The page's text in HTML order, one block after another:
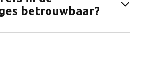
kiest welke hij toont en hoe.
betrouwbaar?